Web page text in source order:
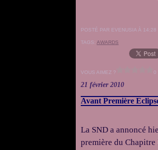
POSTÉ PAR EVENUSIA À 14:28
TAGS: AWARDS
VOUS AIMEZ ? 0
21 février 2010
Avant Première
La SND a annoncé
première du